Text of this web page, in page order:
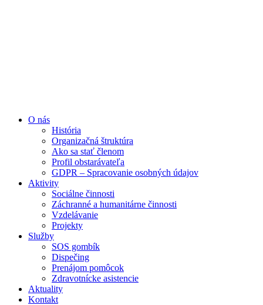
O nás
História
Organizačná štruktúra
Ako sa stať členom
Profil obstarávateľa
GDPR – Spracovanie osobných údajov
Aktivity
Sociálne činnosti
Záchranné a humanitárne činnosti
Vzdelávanie
Projekty
Služby
SOS gombík
Dispečing
Prenájom pomôcok
Zdravotnícke asistencie
Aktuality
Kontakt